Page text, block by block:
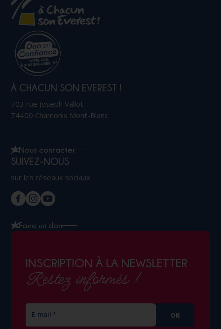
À CHACUN SON EVEREST !
703 rue Joseph Vallot
74400 Chamonix Mont-Blanc
Nous contacter
SUIVEZ-NOUS
sur les réseaux sociaux
Faire un don
INSCRIPTION À LA NEWSLETTER
Restez informés !
E-mail * OK